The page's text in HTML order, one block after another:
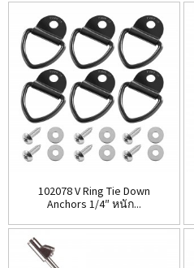
102078 V Ring Tie Down
Anchors 1/4″ หนัก...